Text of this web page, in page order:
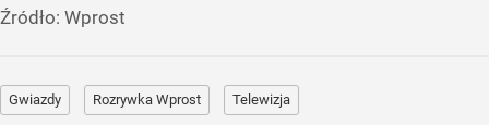
Źródło: Wprost
Gwiazdy Rozrywka Wprost Telewizja